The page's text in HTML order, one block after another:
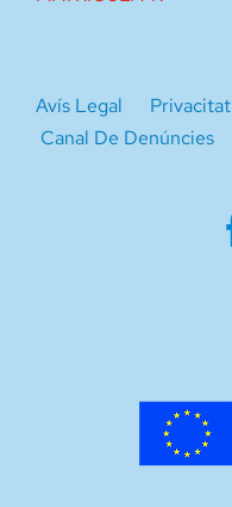
Avís Legal Privacitat
Canal De Denúncies